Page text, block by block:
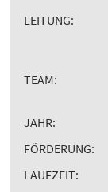
LEITUNG:
TEAM:
JAHR:
FÖRDERUNG:
LAUFZEIT: